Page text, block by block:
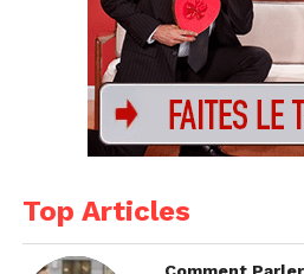
Top Articles